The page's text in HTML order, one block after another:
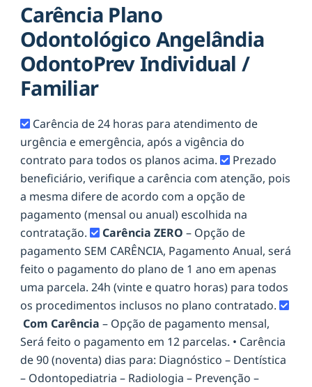
Carência Plano
Odontológico Angelândia
OdontoPrev Individual /
Familiar
Carência de 24 horas para atendimento de
urgência e emergência, após a vigência do
contrato para todos os planos acima.
Prezado
beneficiário, verifique a carência com atenção, pois
a mesma difere de acordo com a opção de
pagamento (mensal ou anual) escolhida na
contratação.
Carência ZERO – Opção de
pagamento SEM CARÊNCIA, Pagamento Anual, será
feito o pagamento do plano de 1 ano em apenas
uma parcela. 24h (vinte e quatro horas) para todos
os procedimentos inclusos no plano contratado.
Com Carência – Opção de pagamento mensal,
Será feito o pagamento em 12 parcelas. • Carência
de 90 (noventa) dias para: Diagnóstico – Dentística
– Odontopediatria – Radiologia – Prevenção –